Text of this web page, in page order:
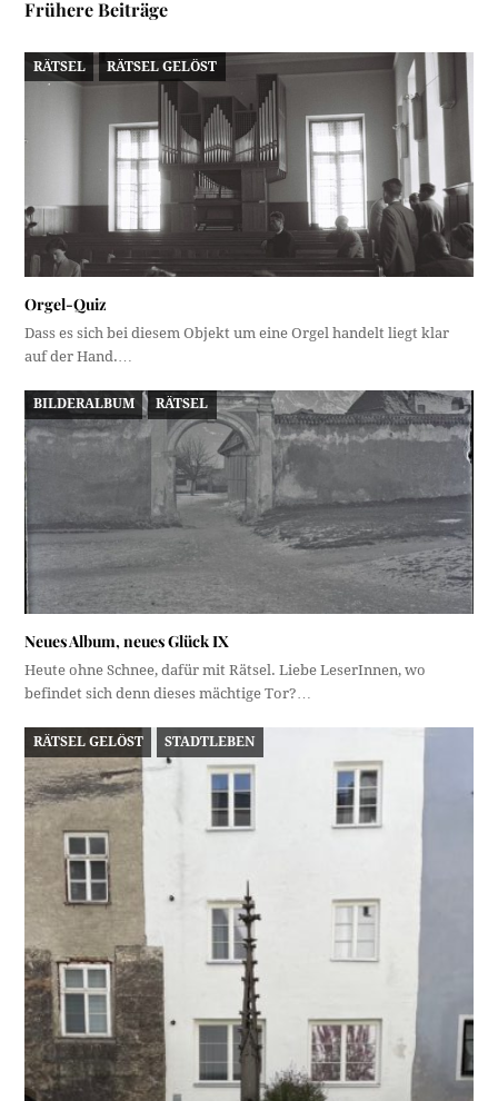
Frühere Beiträge
RÄTSEL RÄTSEL GELÖST
Orgel-Quiz
Dass es sich bei diesem Objekt um eine Orgel handelt liegt klar
auf der Hand.…
BILDERALBUM RÄTSEL
Neues Album, neues Glück IX
Heute ohne Schnee, dafür mit Rätsel. Liebe LeserInnen, wo
befindet sich denn dieses mächtige Tor?…
RÄTSEL GELÖST STADTLEBEN